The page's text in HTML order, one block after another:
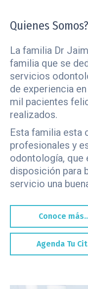
Quienes Somos?
La familia Dr
familia que se
servicios
de experiencia
mil pacientes
realizados.
Esta familia esta
profesionales y
odontología, que
disposición para
servicio una
Conoce
Agenda Tu